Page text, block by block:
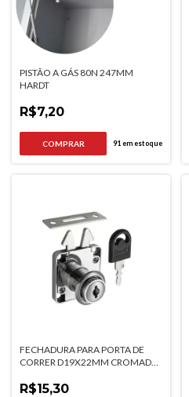
PISTÃO A GÁS 80N 247MM
HARDT
R$7,20
91 em estoque
FECHADURA PARA PORTA DE
CORRER D19X22MM CROMADA
R$15,30